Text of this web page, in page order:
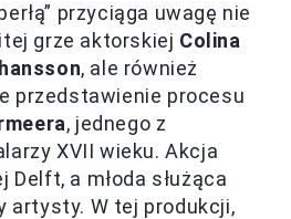
przyciąga uwagę nie
grze aktorskiej Colina
, ale również
przedstawienie procesu
, jednego z
XVII wieku. Akcja
a młoda służąca
artysty. W tej produkcji,